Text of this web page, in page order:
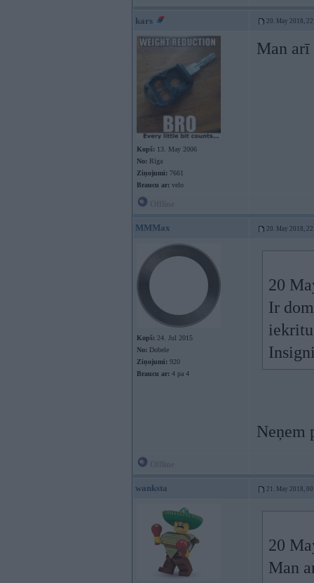
kars 20. May 2018,
Kopš: 13. May 2006
No: Rīga
Ziņojumi: 7661
Braucu ar: velo
Man
MMMax 20. May 2018,
Kopš: 24. Jul 2015
No: Dobele
Ziņojumi: 920
Braucu ar: 4 pa 4
20
Ir
Neņem
wanksta 21. May 2018,
20
Man